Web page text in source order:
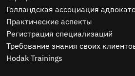
Голландская ассоциация
Практические аспекты
Регистрация специализаций
Требование знания своих
Hodak Trainings